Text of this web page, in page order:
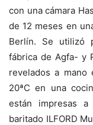
con una cámara
de 12 meses en
Berlín. Se utilizó
fábrica de Agfa- y
revelados a
20ªC en una
están impresas
baritado ILFORD